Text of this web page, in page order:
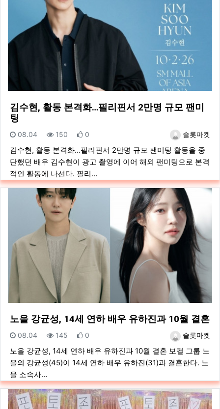
김수현, 활동 본격화…필리핀서 2만명 규모 팬미
팅
등록자슬롯마켓
등록일
08.04 조회
150 추천
0
김수현, 활동 본격화…필리핀서 2만명 규모 팬미팅 활동을 중
단했던 배우 김수현이 광고 촬영에 이어 해외 팬미팅으로 본격
적인 활동에 나선다. 필리…
노을 강균성, 14세 연하 배우 유하진과 10월 결혼
등록자슬롯마켓
등록일
08.04 조회
145 추천
0
노을 강균성, 14세 연하 배우 유하진과 10월 결혼 보컬 그룹 노
을의 강균성(45)이 14세 연하 배우 유하진(31)과 결혼한다. 노
을 소속사…